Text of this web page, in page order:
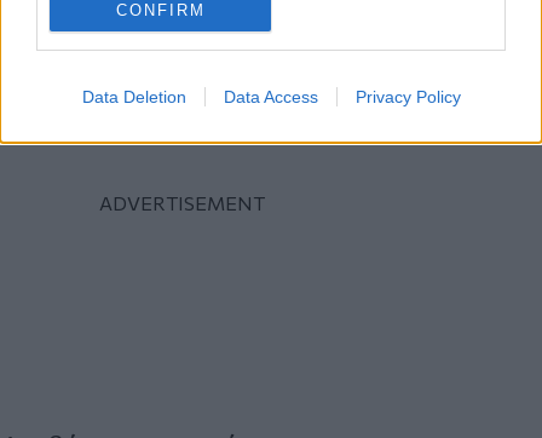
CONFIRM
Data Deletion Data Access Privacy Policy